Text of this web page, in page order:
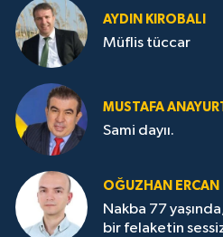
AYDIN KIROBALI
Müflis tüccar
MUSTAFA
Sami dayıı.
OĞUZHAN ERCAN
Nakba 77
bir felaketin